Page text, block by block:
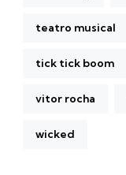
teatro musical
tick tick boom
vitor rocha
wicked